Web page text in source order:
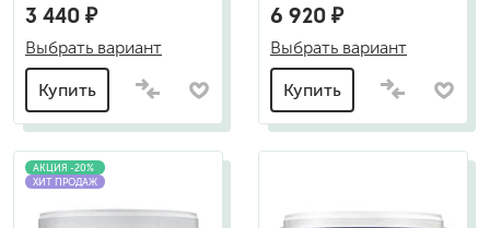
3 440 ₽
Выбрать вариант
Купить
6 920 ₽
Выбрать вариант
Купить
АКЦИЯ -20%
ХИТ ПРОДАЖ